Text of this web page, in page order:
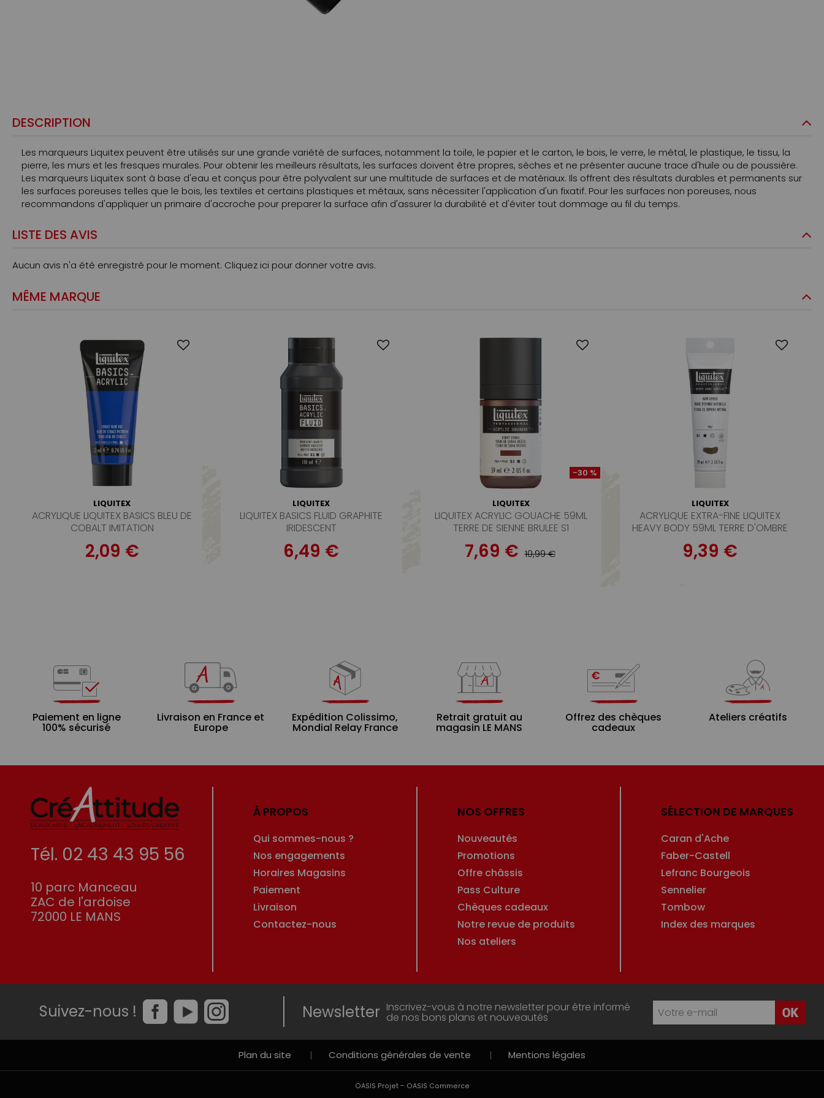
DESCRIPTION
Les marqueurs Liquitex peuvent être utilisés sur une grande variété de surfaces, notamment la toile, le papier et le carton, le bois, le verre, le métal, le plastique, le tissu, la
pierre, les murs et les fresques murales. Pour obtenir les meilleurs résultats, les surfaces doivent être propres, sèches et ne présenter aucune trace d'huile ou de poussière.
Les marqueurs Liquitex sont à base d'eau et conçus pour être polyvalent sur une multitude de surfaces et de matériaux. Ils offrent des résultats durables et permanents sur
les surfaces poreuses telles que le bois, les textiles et certains plastiques et métaux, sans nécessiter l'application d'un fixatif. Pour les surfaces non poreuses, nous
recommandons d'appliquer un primaire d'accroche pour preparer la surface afin d'assurer la durabilité et d'éviter tout dommage au fil du temps.
LISTE DES AVIS
Aucun avis n'a été enregistré pour le moment. Cliquez ici pour donner votre avis.
MÊME MARQUE
LIQUITEX
ACRYLIQUE LIQUITEX BASICS BLEU DE
COBALT IMITATION
2,09 €
LIQUITEX
LIQUITEX BASICS FLUID GRAPHITE
IRIDESCENT
6,49 €
-30 %
LIQUITEX
LIQUITEX ACRYLIC GOUACHE 59ML
TERRE DE SIENNE BRULEE S1
7,69 € 10,99 €
LIQUITEX
ACRYLIQUE EXTRA-FINE LIQUITEX
HEAVY BODY 59ML TERRE D'OMBRE
NATURELLE
9,39 €
Paiement en ligne
100% sécurisé
Livraison en France et
Europe
Expédition Colissimo,
Mondial Relay France
Retrait gratuit au
magasin LE MANS
Offrez des chèques
cadeaux
Ateliers créatifs
Tél. 02 43 43 95 56
10 parc Manceau
ZAC de l'ardoise
72000 LE MANS
À PROPOS
Qui sommes-nous ?
Nos engagements
Horaires Magasins
Paiement
Livraison
Contactez-nous
NOS OFFRES
Nouveautés
Promotions
Offre châssis
Pass Culture
Chèques cadeaux
Notre revue de produits
Nos ateliers
SÉLECTION DE MARQUES
Caran d'Ache
Faber-Castell
Lefranc Bourgeois
Sennelier
Tombow
Index des marques
Suivez-nous ! Newsletter Inscrivez-vous à notre newsletter pour être informé
de nos bons plans et nouveautés
Plan du site | Conditions générales de vente | Mentions légales
OASIS Projet- OASIS Commerce